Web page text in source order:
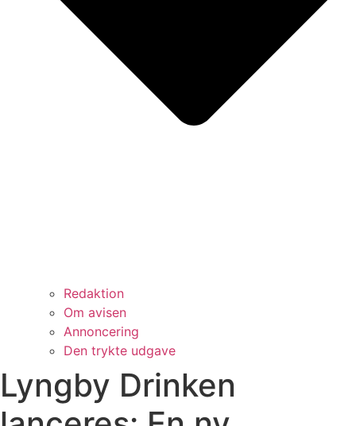
Redaktion
Om avisen
Annoncering
Den trykte udgave
Lyngby Drinken